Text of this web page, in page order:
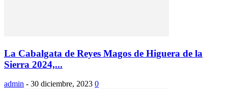
La Cabalgata de Reyes Magos de Higuera de la
Sierra 2024,...
admin - 30 diciembre, 2023 0